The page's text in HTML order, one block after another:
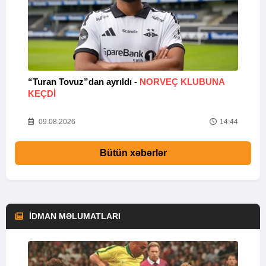
“Turan Tovuz”dan ayrıldı - NORVEÇ KLUBUNA
KEÇDİ
09.08.2026 14:44
Bütün xəbərlər
İDMAN MƏLUMATLARI